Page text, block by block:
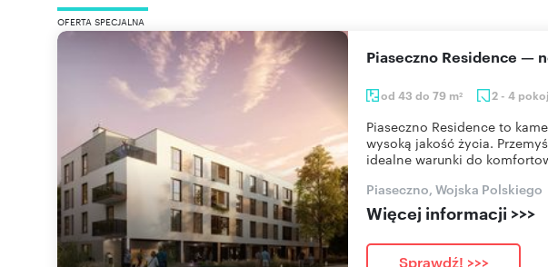
OFERTA SPECJALNA
od 43 do 79 m2 2 - 4
Piaseczno Residence —
Piaseczno Residence to
wysoką jakość życia.
idealne warunki do
Piaseczno, Wojska Polskiego
Więcej informacji >>>
Sprawdź! >>>